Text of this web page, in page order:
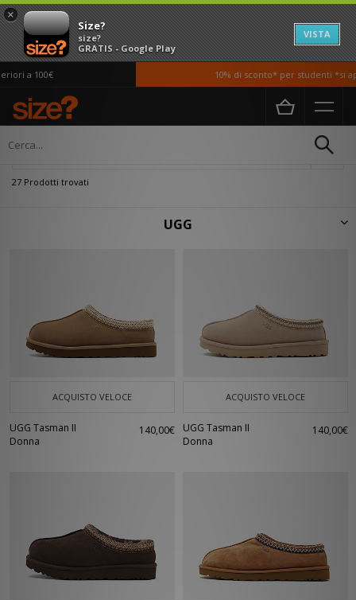
×
Size?
size?
GRATIS - Google Play
VISTA
100€ 10% di sconto* per studenti *si
Home UGG
27 Prodotti trovati
UGG
comincia a diventare una marca simbolo delle soleggiate coste della
South California, fino ai giorni nostri, con materiali di altissima qualità e
materiale pregiato.
ACQUISTO VELOCE
UGG Tasman II
Donna
140,00€
ACQUISTO VELOCE
UGG Tasman II
Donna
140,00€